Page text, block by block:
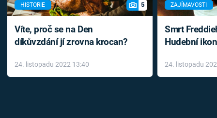
HISTORIE 5
Víte, proč se na Den
díkůvzdání jí zrovna krocan?
24. listopadu 2022 13:40
ZAJÍMAVOSTI
Smrt
Hudební
léky
24. listopadu